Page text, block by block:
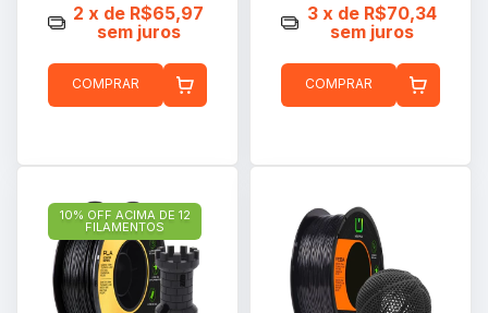
2 x de R$65,97
sem juros
COMPRAR
3 x de R$70,34
sem juros
COMPRAR
10% OFF ACIMA DE 12
FILAMENTOS